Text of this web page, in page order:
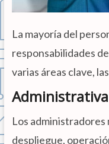
La mayoría del
responsabilidades
varias áreas clave,
Administrativa
Los administradores
despliegue,